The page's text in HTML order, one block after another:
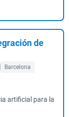
de
Barcelona
artificial para la